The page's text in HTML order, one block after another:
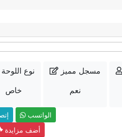
نوع اللوحة
خاص
مسجل مميز
نعم
الواتسب
أضف مزايدة